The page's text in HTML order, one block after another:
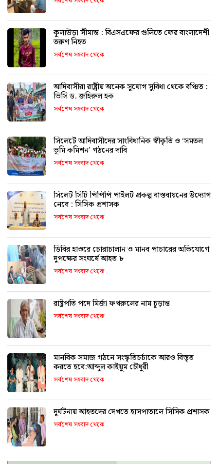
কুলাউড়া সীমান্ত : বিএসএফের গুলিতে ফের বাংলাদেশী
তরুণ নিহত
সর্বশেষ সংবাদ থেকে
আদিবাসীরা রাষ্ট্রীয় অনেক সুযোগ সুবিধা থেকে বঞ্চিত :
ভিসি ড. জহিরুল হক
সর্বশেষ সংবাদ থেকে
সিলেটে আদিবাসীদের সাংবিধানিক স্বীকৃতি ও ‘সমতল
ভূমি কমিশন’ গঠনের দাবি
সর্বশেষ সংবাদ থেকে
সিলেট সিটি পিপিপি পাইলট প্রকল্প বাস্তবায়নের উদ্যোগ
নেবে : সিসিক প্রশাসক
সর্বশেষ সংবাদ থেকে
ডিবির হাওরে চোরাচালান ও মানব পাচারের অভিযোগে
দুপক্ষের সংঘর্ষে আহত ৮
সর্বশেষ সংবাদ থেকে
রাষ্ট্রপতি পদে মির্জা ফখরুলের নাম চূড়ান্ত
সর্বশেষ সংবাদ থেকে
মানবিক সমাজ গঠনে সংস্কৃতিচর্চাকে আরও বিস্তৃত
করতে হবে:আব্দুল কাইয়ুম চৌধুরী
সর্বশেষ সংবাদ থেকে
দুর্ঘটনায় আহতদের দেখতে হাসপাতালে সিসিক প্রশাসক
সর্বশেষ সংবাদ থেকে